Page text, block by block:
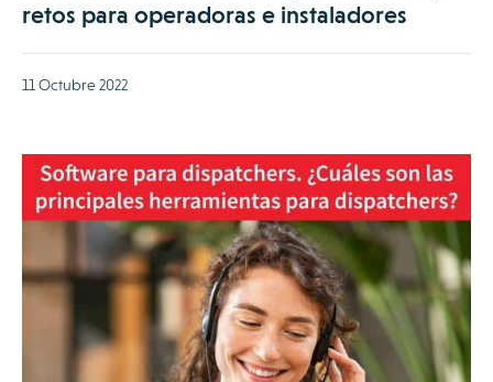
retos para operadoras e instaladores
11 Octubre 2022